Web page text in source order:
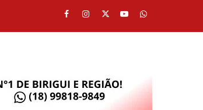
Facebook
Instagram
TwitterYoutubeWhatsapp